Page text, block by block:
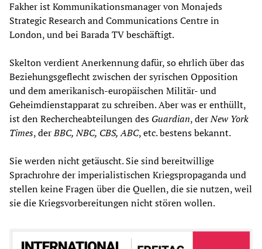
Fakher ist Kommunikationsmanager von Monajeds
Strategic Research and Communications Centre in
London, und bei Barada TV beschäftigt.
Skelton verdient Anerkennung dafür, so ehrlich über das
Beziehungsgeflecht zwischen der syrischen Opposition
und dem amerikanisch-europäischen Militär- und
Geheimdienstapparat zu schreiben. Aber was er enthüllt,
ist den Rechercheabteilungen des Guardian, derNew York
Times, derBBC, NBC, CBS, ABC, etc. bestens bekannt.
Sie werden nicht getäuscht. Sie sind bereitwillige
Sprachrohre der imperialistischen Kriegspropaganda und
stellen keine Fragen über die Quellen, die sie nutzen, weil
sie die Kriegsvorbereitungen nicht stören wollen.